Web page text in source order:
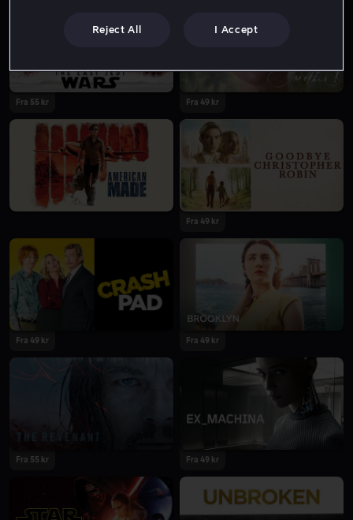
Fra 55 kr Fra 49 kr
Fra 49 kr
Fra 49 kr Fra 49 kr
Fra 55 kr Fra 49 kr
Reject All I Accept